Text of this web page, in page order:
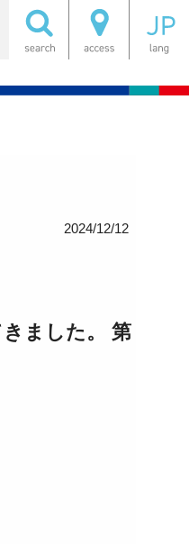
2024/12/12
ました。 第